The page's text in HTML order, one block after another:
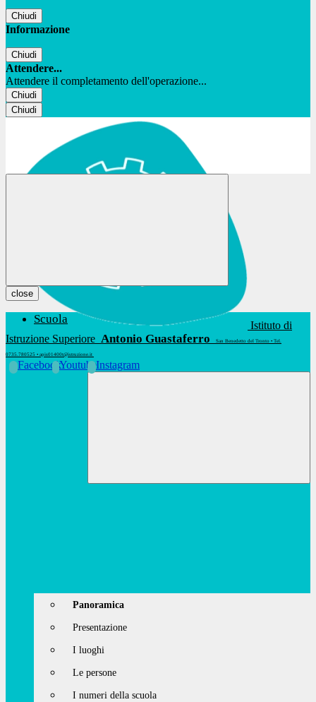
Chiudi
Informazione
Chiudi
Attendere...
Attendere il completamento dell'operazione...
Chiudi
Chiudi
Istituto di
Istruzione Superiore Antonio Guastaferro San Benedetto del Tronto • Tel.
0735.780525 • apis01400t@istruzione.it
FacebookYoutubeInstagram
close
Scuola
Panoramica
Presentazione
I luoghi
Le persone
I numeri della scuola